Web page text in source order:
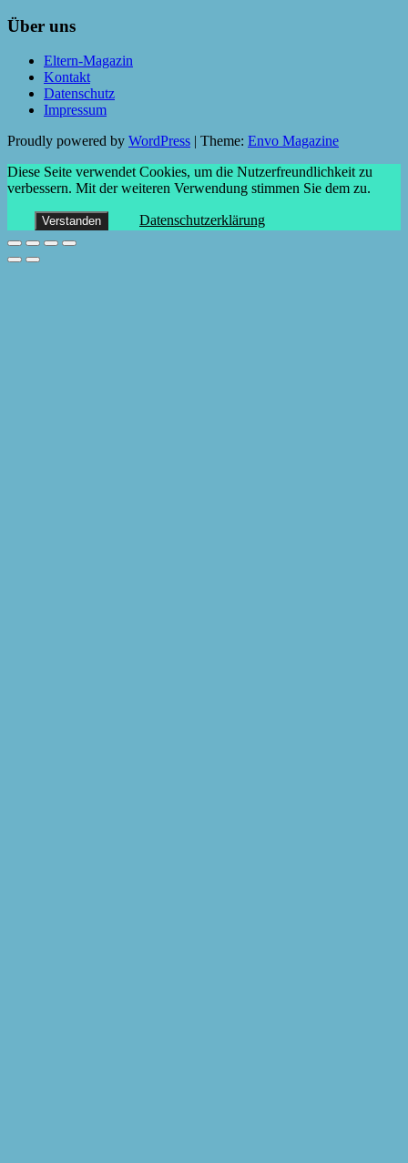
Über uns
Eltern-Magazin
Kontakt
Datenschutz
Impressum
Proudly powered by WordPress Theme: Envo Magazine
Diese Seite verwendet Cookies, um die Nutzerfreundlichkeit zu
verbessern. Mit der weiteren Verwendung stimmen Sie dem zu.
Verstanden Datenschutzerklärung